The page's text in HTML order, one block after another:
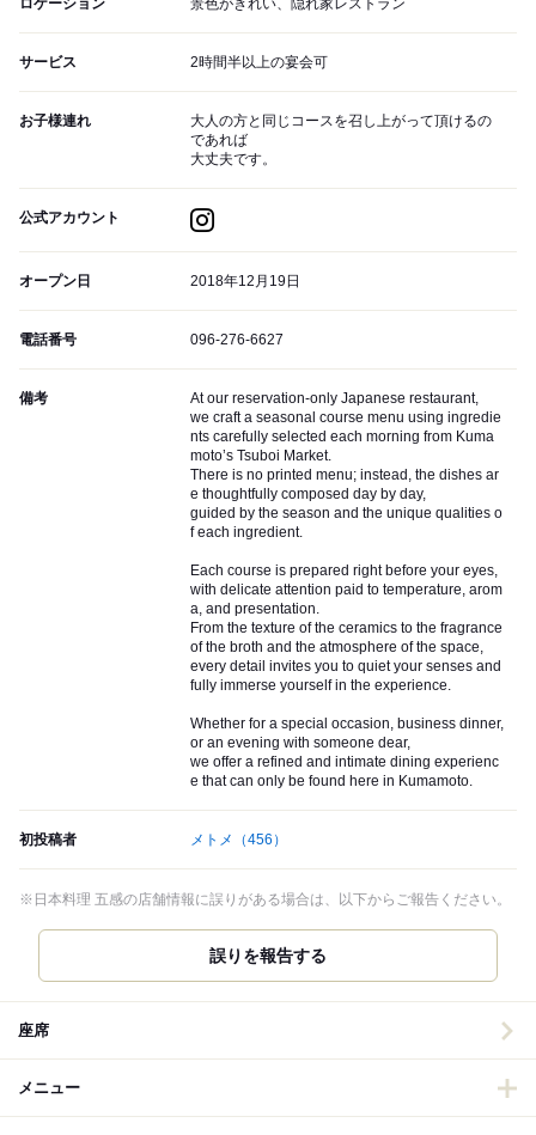
ロケーション 景色がきれい、隠れ家レストラン
サービス 2時間半以上の宴会可
お子様連れ
大人の方と同じコースを召し上がって頂けるの
であれば
大丈夫です。
公式アカウント
オープン日 2018年12月19日
電話番号 096-276-6627
備考
At our reservation-only Japanese restaurant,
we craft a seasonal course menu using ingredie
nts carefully selected each morning from Kuma
moto’s Tsuboi Market.
There is no printed menu; instead, the dishes ar
e thoughtfully composed day by day,
guided by the season and the unique qualities o
f each ingredient.
Each course is prepared right before your eyes,
with delicate attention paid to temperature, arom
a, and presentation.
From the texture of the ceramics to the fragrance
of the broth and the atmosphere of the space,
every detail invites you to quiet your senses and
fully immerse yourself in the experience.
Whether for a special occasion, business dinner,
or an evening with someone dear,
we offer a refined and intimate dining experienc
e that can only be found here in Kumamoto.
初投稿者 メトメ （456）
※日本料理 五感の店舗情報に誤りがある場合は、以下からご報告ください。
誤りを報告する
座席
メニュー